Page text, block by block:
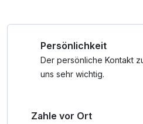
Persönlichkeit
Der persönliche Kontakt
uns sehr wichtig.
Zahle vor Ort